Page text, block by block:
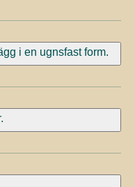
i en ugnsfast form.